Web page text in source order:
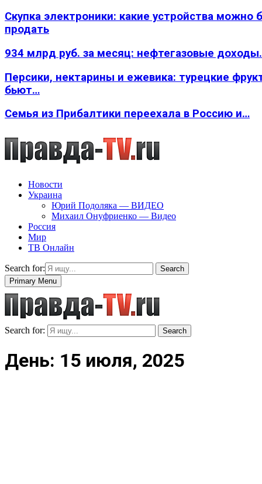
Скупка электроники: какие устройства можно
продать
934 млрд руб. за месяц: нефтегазовые
Персики, нектарины и ежевика: турецкие
бьют…
Семья из Прибалтики переехала в Россию и…
Новости
Украина
Юрий Подоляка — ВИДЕО
Михаил Онуфриенко — Видео
Россия
Мир
ТВ Онлайн
Search for:
Search
Primary Menu
Search for: Search
День: 15 июля, 2025